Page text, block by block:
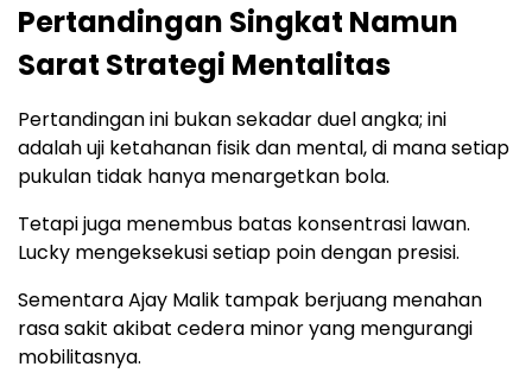
Pertandingan Singkat Namun
Sarat Strategi Mentalitas
Pertandingan ini bukan sekadar duel angka; ini
adalah uji ketahanan fisik dan mental, di mana setiap
pukulan tidak hanya menargetkan bola.
Tetapi juga menembus batas konsentrasi lawan.
Lucky mengeksekusi setiap poin dengan presisi.
Sementara Ajay Malik tampak berjuang menahan
rasa sakit akibat cedera minor yang mengurangi
mobilitasnya.